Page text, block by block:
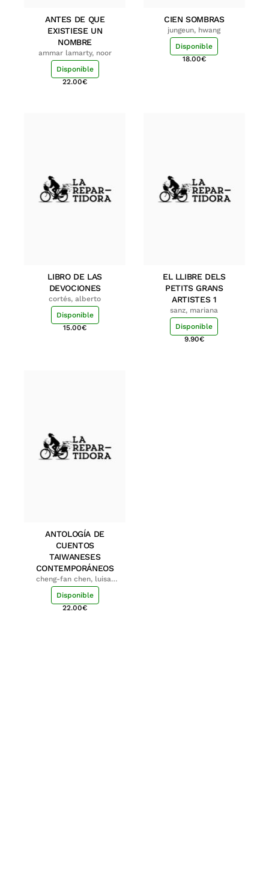
ANTES DE QUE
EXISTIESE UN
NOMBRE
ammar lamarty, noor
Disponible
22.00€
CIEN SOMBRAS
jungeun, hwang
Disponible
18.00€
LIBRO DE LAS
DEVOCIONES
cortés, alberto
Disponible
15.00€
EL LLIBRE DELS
PETITS GRANS
ARTISTES 1
sanz, mariana
Disponible
9.90€
ANTOLOGÍA DE
CUENTOS
TAIWANESES
CONTEMPORÁNEOS
cheng-fan chen, luisa;
shu-ying chang, luisa
Disponible
22.00€